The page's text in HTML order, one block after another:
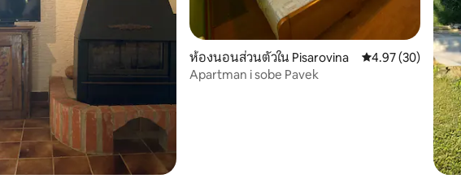
9 รีวิว ห้องนอนส่วนตัวใน Pisarovina คะแนนเฉลี่ย 4.97
4.97 (30)
Apartman i sobe Pavek